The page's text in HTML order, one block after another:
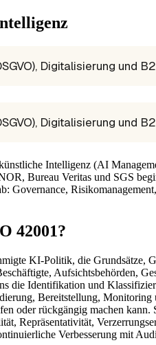
Digitalisierung und
Digitalisierung und
Intelligenz (AI
Bureau Veritas und SGS
Governance,
42001?
KI-Politik, die
Aufsichtsbehörden,
die Identifikation und
Bereitstellung,
oder rückgängig machen
Repräsentativität,
Verbesserung mit